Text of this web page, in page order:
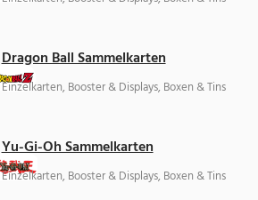
Dragon Ball Sammelkarten
Einzelkarten, Booster & Displays, Boxen & Tins
Yu-Gi-Oh Sammelkarten
Einzelkarten, Booster & Displays, Boxen & Tins